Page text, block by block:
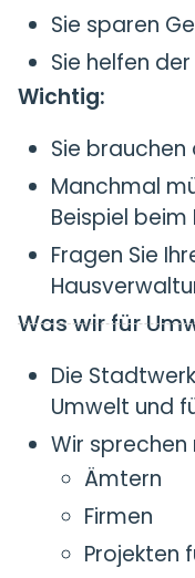
Sie sparen
Sie helfen
Wichtig:
Sie
Manchmal
Beispiel
Fragen Sie
Was wir für
Die
Umwelt und
Wir sprechen
Ämtern
Firmen
Projekten